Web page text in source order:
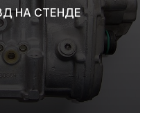
НА СТЕНДЕ